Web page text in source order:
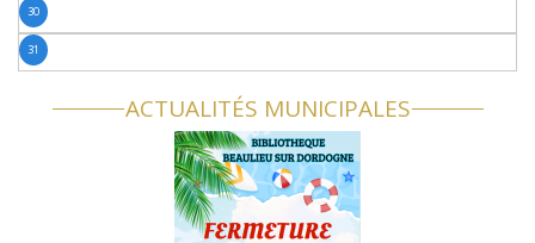
30
31
ACTUALITÉS MUNICIPALES